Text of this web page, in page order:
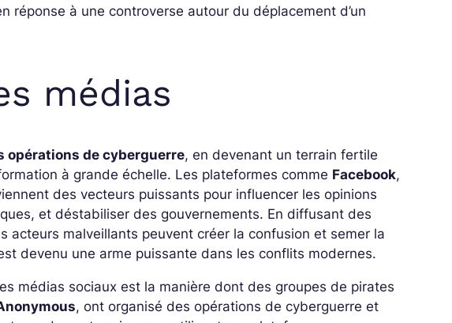
réponse à une controverse autour du déplacement d’un
médias
opérations de cyberguerre, en devenant un terrain fertile
à grande échelle. Les plateformes comme Facebook,
des vecteurs puissants pour influencer les opinions
et déstabiliser des gouvernements. En diffusant des
acteurs malveillants peuvent créer la confusion et semer la
devenu une arme puissante dans les conflits modernes.
médias sociaux est la manière dont des groupes de pirates
, ont organisé des opérations de cyberguerre et